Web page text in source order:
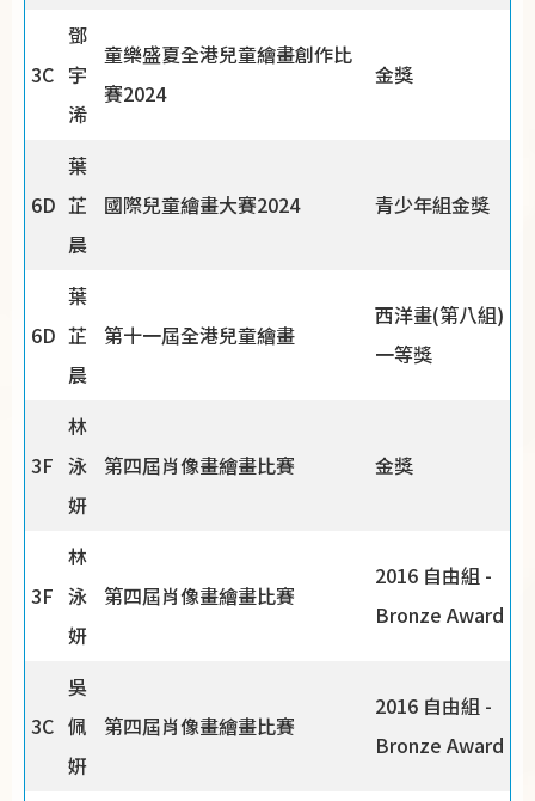
3C
鄧
宇
浠
童樂盛夏全港兒童繪畫創作比
賽2024
金獎
6D
葉
芷
晨
國際兒童繪畫大賽2024 青少年組金獎
6D
葉
芷
晨
第十一屆全港兒童繪畫
西洋畫(第八組)
一等獎
3F
林
泳
妍
第四屆肖像畫繪畫比賽 金獎
3F
林
泳
妍
第四屆肖像畫繪畫比賽
2016 自由組 -
Bronze Award
3C
吳
佩
姸
第四屆肖像畫繪畫比賽
2016 自由組 -
Bronze Award